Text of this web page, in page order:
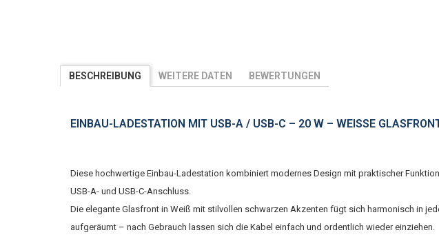
BESCHREIBUNG WEITERE DATEN BEWERTUNGEN
EINBAU-LADESTATION MIT USB-A / USB-C – 20 W – WEISSE GLASFRONT
Diese hochwertige Einbau-Ladestation kombiniert modernes Design mit praktischer
USB-A- und USB-C-Anschluss.
Die elegante Glasfront in Weiß mit stilvollen schwarzen Akzenten fügt sich harmonisch in
aufgeräumt – nach Gebrauch lassen sich die Kabel einfach und ordentlich wieder einziehen.